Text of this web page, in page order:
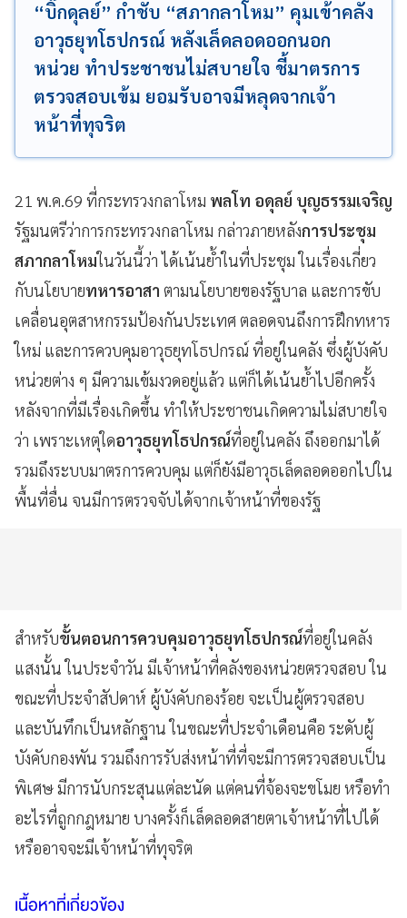
“บิ๊กดุลย์” กำชับ “สภากลาโหม” คุมเข้าคลัง
อาวุธยุทโธปกรณ์ หลังเล็ดลอดออกนอก
หน่วย ทำประชาชนไม่สบายใจ ชี้มาตรการ
ตรวจสอบเข้ม ยอมรับอาจมีหลุดจากเจ้า
หน้าที่ทุจริต
21 พ.ค.69 ที่กระทรวงกลาโหม พลโท อดุลย์ บุญธรรมเจริญ
รัฐมนตรีว่าการกระทรวงกลาโหม กล่าวภายหลังการประชุม
สภากลาโหมในวันนี้ว่า ได้เน้นย้ำในที่ประชุม ในเรื่องเกี่ยว
กับนโยบายทหารอาสา ตามนโยบายของรัฐบาล และการขับ
เคลื่อนอุตสาหกรรมป้องกันประเทศ ตลอดจนถึงการฝึกทหาร
ใหม่ และการควบคุมอาวุธยุทโธปกรณ์ ที่อยู่ในคลัง ซึ่งผู้บังคับ
หน่วยต่าง ๆ มีความเข้มงวดอยู่แล้ว แต่ก็ได้เน้นย้ำไปอีกครั้ง
หลังจากที่มีเรื่องเกิดขึ้น ทำให้ประชาชนเกิดความไม่สบายใจ
ว่า เพราะเหตุใดอาวุธยุทโธปกรณ์ที่อยู่ในคลัง ถึงออกมาได้
รวมถึงระบบมาตรการควบคุม แต่ก็ยังมีอาวุธเล็ดลอดออกไปใน
พื้นที่อื่น จนมีการตรวจจับได้จากเจ้าหน้าที่ของรัฐ
สำหรับขั้นตอนการควบคุมอาวุธยุทโธปกรณ์ที่อยู่ในคลัง
แสงนั้น ในประจำวัน มีเจ้าหน้าที่คลังของหน่วยตรวจสอบ ใน
ขณะที่ประจำสัปดาห์ ผู้บังคับกองร้อย จะเป็นผู้ตรวจสอบ
และบันทึกเป็นหลักฐาน ในขณะที่ประจำเดือนคือ ระดับผู้
บังคับกองพัน รวมถึงการรับส่งหน้าที่ที่จะมีการตรวจสอบเป็น
พิเศษ มีการนับกระสุนแต่ละนัด แต่คนที่จ้องจะขโมย หรือทำ
อะไรที่ถูกกฎหมาย บางครั้งก็เล็ดลอดสายตาเจ้าหน้าที่ไปได้
หรืออาจจะมีเจ้าหน้าที่ทุจริต
เนื้อหาที่เกี่ยวข้อง